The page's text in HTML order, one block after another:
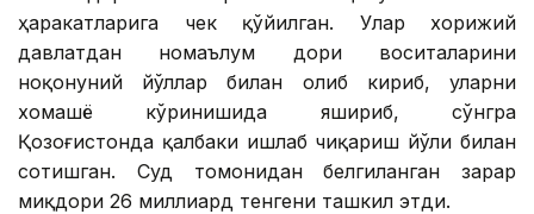
ҳаракатларига чек қўйилган. Улар хорижий
давлатдан номаълум дори воситаларини
ноқонуний йўллар билан олиб кириб, уларни
хомашё кўринишида яшириб, сўнгра
Қозоғистонда қалбаки ишлаб чиқариш йўли билан
сотишган. Суд томонидан белгиланган зарар
миқдори 26 миллиард тенгени ташкил этди.